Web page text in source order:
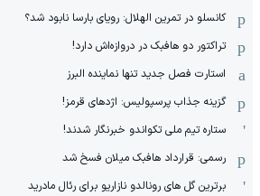
کانسلو در تمرین الهلال: رویای بارسا نابود شد؟
تراکتور دو هافبک در دروازه‌اش دارد!
استارت فصل جدید تنها نماینده البرز
گزینه جذاب پرسپولیس: اژدهای قرمز!
ستاره تیم ملی تکواندو خبرنگار شدند!
رسمی: قرارداد هافبک میلان فسخ شد
برترین گل های رونالدو نازاریو برای رئال مادرید